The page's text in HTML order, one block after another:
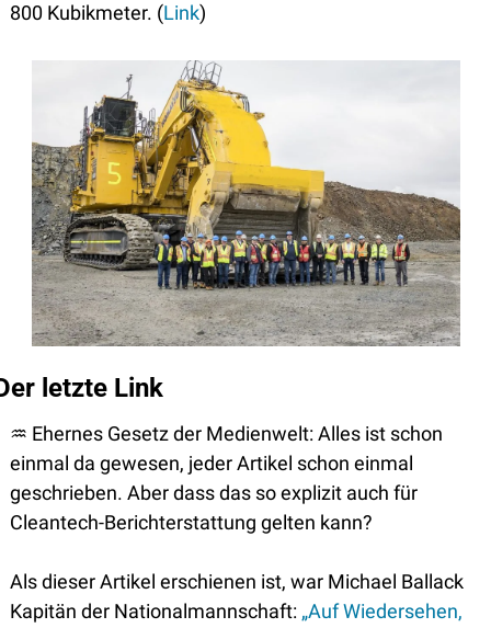
800 Kubikmeter. (Link)
letzte Link
♒ Ehernes Gesetz der Medienwelt: Alles ist schon
einmal da gewesen, jeder Artikel schon einmal
geschrieben. Aber dass das so explizit auch für
Cleantech-Berichterstattung gelten kann?
Als dieser Artikel erschienen ist, war Michael Ballack
Kapitän der Nationalmannschaft: „Auf Wiedersehen,